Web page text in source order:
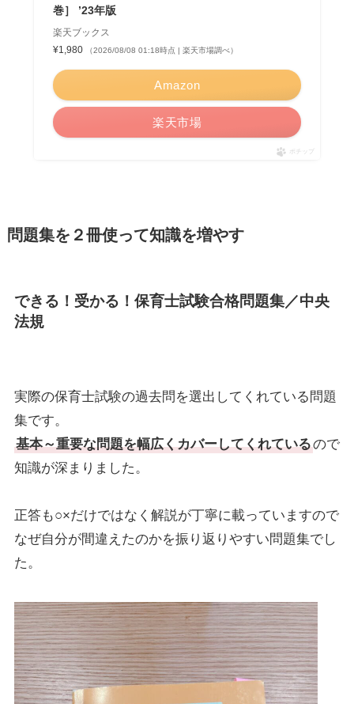
巻］ ’23年版
楽天ブックス
¥1,980
（2026/08/08 01:18時点 | 楽天市場調べ）
Amazon
楽天市場
ポチップ
問題集を２冊使って知識を増やす
できる！受かる！保育士試験合格問題集／中央
法規
実際の保育士試験の過去問を選出してくれている問題
集です。
基本～重要な問題を幅広くカバーしてくれているので
知識が深まりました。
正答も○×だけではなく解説が丁寧に載っていますので
なぜ自分が間違えたのかを振り返りやすい問題集でし
た。